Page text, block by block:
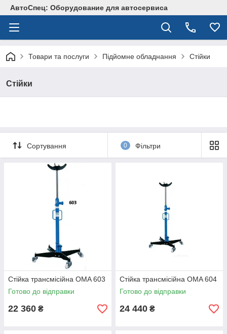
АвтоСпец: Оборудование для автосервиса
Товари та послуги Підйомне обладнання Стійки
Стійки
Сортування 0 Фільтри
Стійка трансмісійна OMA 603
Готово до відправки
22 360 ₴
Стійка трансмісійна OMA 604
Готово до відправки
24 440 ₴